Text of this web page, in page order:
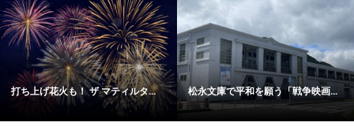
打ち上げ花火も！ ザ マティルタ... 松永文庫で平和を願う「戦争映画...